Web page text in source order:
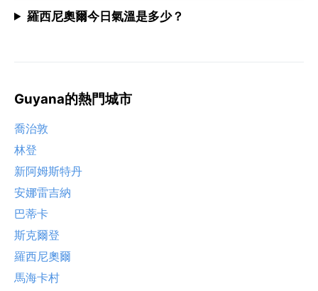
羅西尼奧爾今日氣溫是多少？
Guyana的熱門城市
喬治敦
林登
新阿姆斯特丹
安娜雷吉納
巴蒂卡
斯克爾登
羅西尼奧爾
馬海卡村